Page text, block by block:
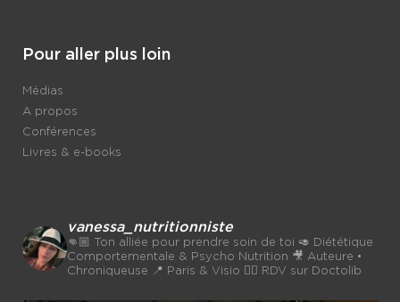
Pour aller plus loin
Médias
A propos
Conférences
Livres & e-books
vanessa_nutritionniste
👊🏼 Ton alliée pour prendre soin de toi 🥑 Diététique
Comportementale & Psycho Nutrition 🎥 Auteure •
Chroniqueuse 📍 Paris & Visio 👉🏼 RDV sur Doctolib